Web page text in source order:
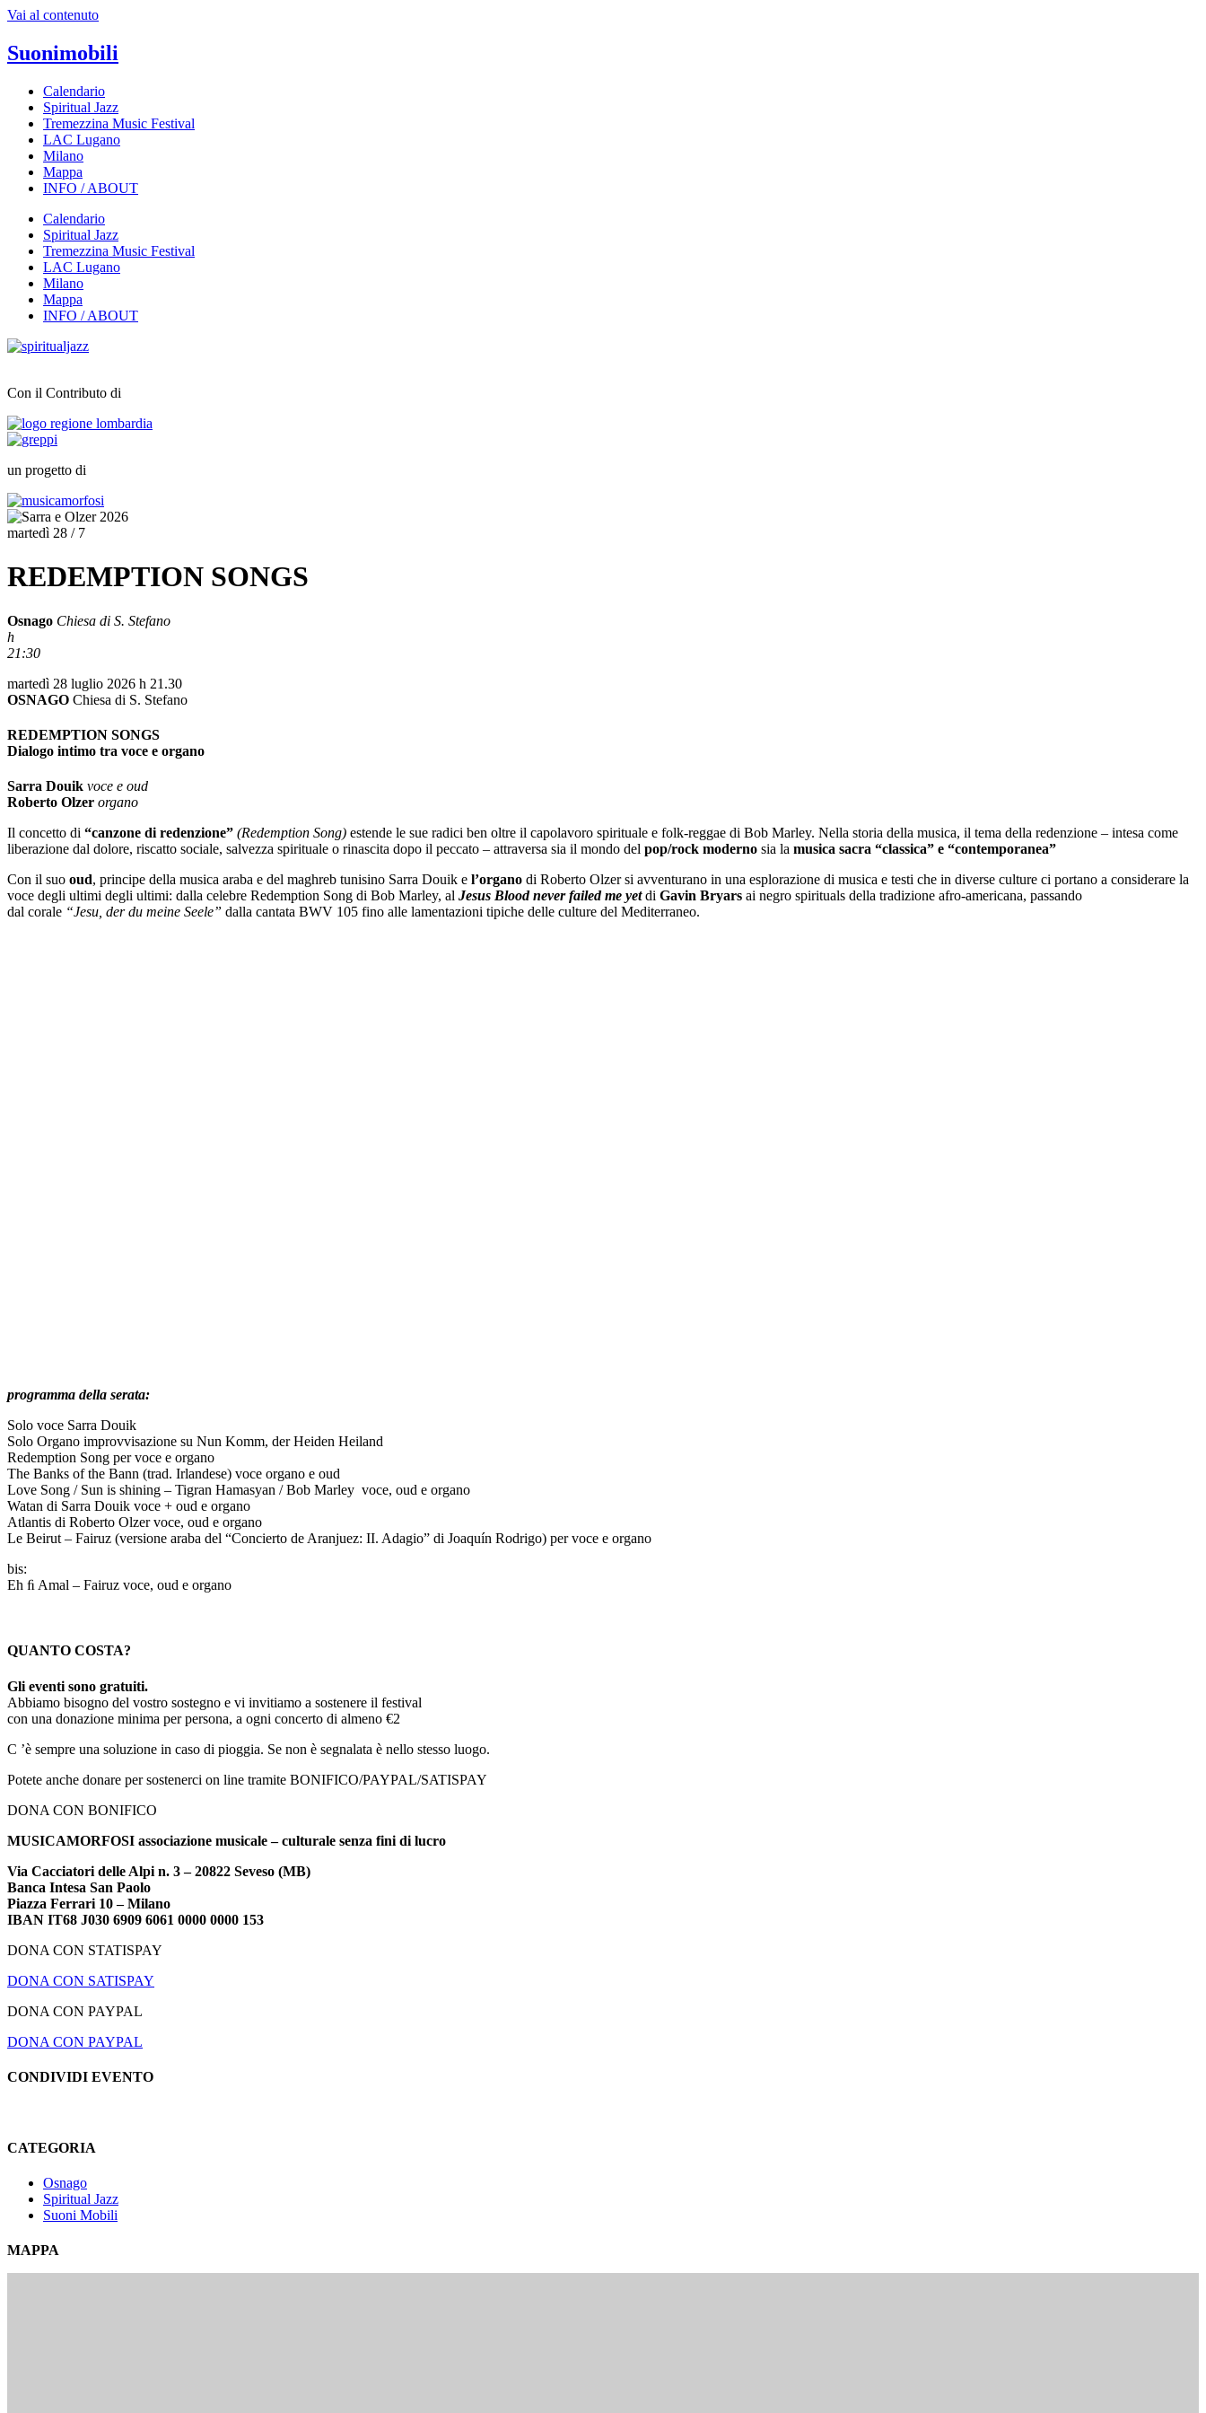
Vai al contenuto
Suonimobili
Calendario
Spiritual Jazz
Tremezzina Music Festival
LAC Lugano
Milano
Mappa
INFO / ABOUT
Calendario
Spiritual Jazz
Tremezzina Music Festival
LAC Lugano
Milano
Mappa
INFO / ABOUT
Con il Contributo di
un progetto di
martedì 28 / 7
REDEMPTION SONGS
Osnago Chiesa di S. Stefano
h
21:30
martedì 28 luglio 2026 h 21.30
OSNAGO Chiesa di S. Stefano
REDEMPTION SONGS
Dialogo intimo tra voce e organo
Sarra Douik voce e oud
Roberto Olzer organo
Il concetto di “canzone di redenzione” (Redemption Song) estende le sue radici ben oltre il capolavoro spirituale e folk-reggae di Bob Marley. Nella storia della musica, il tema della redenzione – intesa come
liberazione dal dolore, riscatto sociale, salvezza spirituale o rinascita dopo il peccato – attraversa sia il mondo del pop/rock moderno sia la musica sacra “classica” e “contemporanea”
Con il suo oud, principe della musica araba e del maghreb tunisino Sarra Douik e l’organo di Roberto Olzer si avventurano in una esplorazione di musica e testi che in diverse culture ci portano a considerare la
voce degli ultimi degli ultimi: dalla celebre Redemption Song di Bob Marley, al Jesus Blood never failed me yetdi Gavin Bryars ai negro spirituals della tradizione afro-americana, passando
dal corale “Jesu, der du meine Seele” dalla cantata BWV 105 fino alle lamentazioni tipiche delle culture del Mediterraneo.
programma della serata:
Solo voce Sarra Douik
Solo Organo improvvisazione su Nun Komm, der Heiden Heiland
Redemption Song per voce e organo
The Banks of the Bann (trad. Irlandese) voce organo e oud
Love Song / Sun is shining – Tigran Hamasyan / Bob Marley voce, oud e organo
Watan di Sarra Douik voce + oud e organo
Atlantis di Roberto Olzer voce, oud e organo
Le Beirut – Fairuz (versione araba del “Concierto de Aranjuez: II. Adagio” di Joaquín Rodrigo) per voce e organo
bis:
Eh ﬁ Amal – Fairuz voce, oud e organo
QUANTO COSTA?
Gli eventi sono gratuiti.
Abbiamo bisogno del vostro sostegno e vi invitiamo a sostenere il festival
con una donazione minima per persona, a ogni concerto di almeno €2
C ’è sempre una soluzione in caso di pioggia. Se non è segnalata è nello stesso luogo.
Potete anche donare per sostenerci on line tramite BONIFICO/PAYPAL/SATISPAY
DONA CON BONIFICO
MUSICAMORFOSI associazione musicale – culturale senza fini di lucro
Via Cacciatori delle Alpi n. 3 – 20822 Seveso (MB)
Banca Intesa San Paolo
Piazza Ferrari 10 – Milano
IBAN IT68 J030 6909 6061 0000 0000 153
DONA CON STATISPAY
DONA CON SATISPAY
DONA CON PAYPAL
DONA CON PAYPAL
CONDIVIDI EVENTO
CATEGORIA
Osnago
Spiritual Jazz
Suoni Mobili
MAPPA